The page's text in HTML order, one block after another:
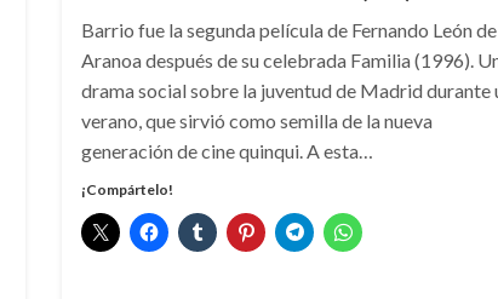
Barrio fue la segunda película de Fernando León de
Aranoa después de su celebrada Familia (1996).
drama social sobre la juventud de Madrid durante
verano, que sirvió como semilla de la nueva
generación de cine quinqui. A esta…
¡Compártelo!